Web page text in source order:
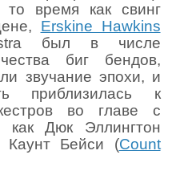
время как свинг
Erskine Hawkins
был в числе
биг бендов,
звучание эпохи, и
приблизилась к
во главе с
как Дюк Эллингтон
Бейси (Count